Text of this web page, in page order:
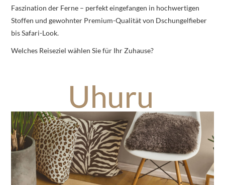
Faszination der Ferne – perfekt eingefangen in hochwertigen
Stoffen und gewohnter Premium-Qualität von Dschungelfieber
bis Safari-Look.
Welches Reiseziel wählen Sie für Ihr Zuhause?